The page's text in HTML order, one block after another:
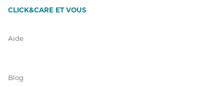
CLICK&CARE ET VOUS
Aide
Blog